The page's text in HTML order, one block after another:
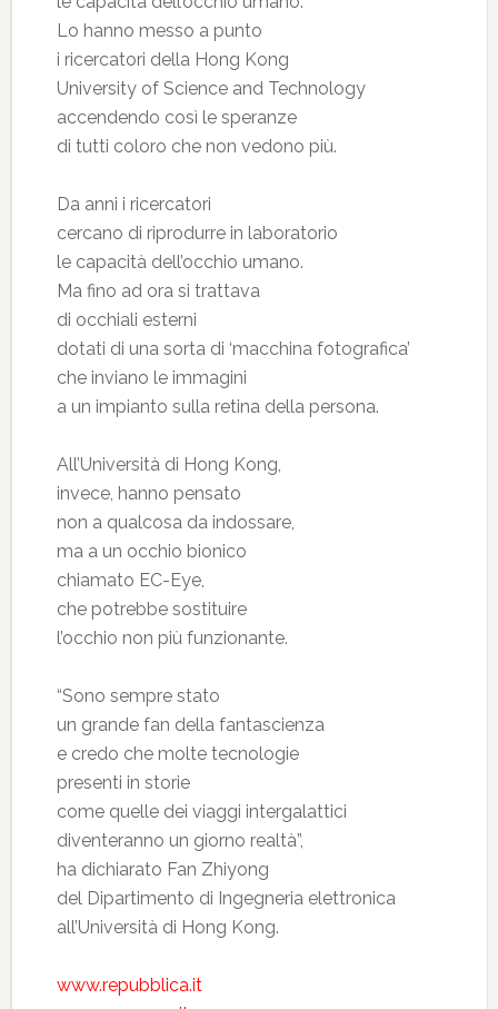
Lo hanno messo a punto
i ricercatori della Hong Kong
University of Science and Technology
accendendo così le speranze
di tutti coloro che non vedono più.
Da anni i ricercatori
cercano di riprodurre in laboratorio
le capacità dell’occhio umano.
Ma fino ad ora si trattava
di occhiali esterni
dotati di una sorta di ‘macchina fotografica’
che inviano le immagini
a un impianto sulla retina della persona.
All’Università di Hong Kong,
invece, hanno pensato
non a qualcosa da indossare,
ma a un occhio bionico
chiamato EC-Eye,
che potrebbe sostituire
l’occhio non più funzionante.
“Sono sempre stato
un grande fan della fantascienza
e credo che molte tecnologie
presenti in storie
come quelle dei viaggi intergalattici
diventeranno un giorno realtà”,
ha dichiarato Fan Zhiyong
del Dipartimento di Ingegneria elettronica
all’Università di Hong Kong.
www.repubblica.it